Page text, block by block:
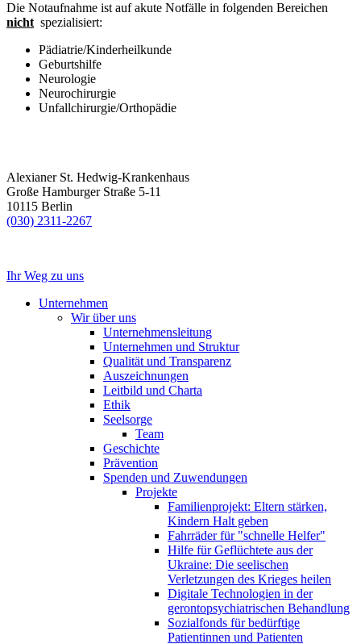
Die Notaufnahme ist auf akute Notfälle in folgenden Bereichen
nicht spezialisiert:
Pädiatrie/Kinderheilkunde
Geburtshilfe
Neurologie
Neurochirurgie
Unfallchirurgie/Orthopädie
Alexianer St. Hedwig-Krankenhaus
Große Hamburger Straße 5-11
10115 Berlin
(030) 2311-2267
Ihr Weg zu uns
Unternehmen
Wir über uns
Unternehmensleitung
Unternehmen und Struktur
Qualität und Transparenz
Auszeichnungen
Leitbild und Charta
Ethik
Seelsorge
Team
Geschichte
Prävention
Spenden und Zuwendungen
Projekte
Familienprojekt: Eltern stärken,
Kindern Halt geben
Fahrräder für "schnelle Helfer"
Hilfe für Geflüchtete aus der
Ukraine: Die seelischen
Verletzungen des Krieges heilen
Digitale Technologien in der
gerontopsychiatrischen Behandlung
Sozialfonds für bedürftige
Patientinnen und Patienten